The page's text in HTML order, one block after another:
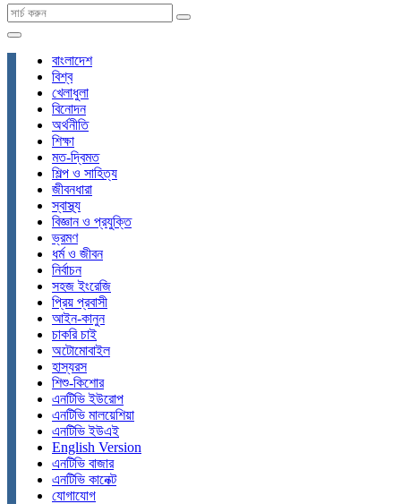
বাংলাদেশ
বিশ্ব
খেলাধুলা
বিনোদন
অর্থনীতি
শিক্ষা
মত-দ্বিমত
শিল্প ও সাহিত্য
জীবনধারা
স্বাস্থ্য
বিজ্ঞান ও প্রযুক্তি
ভ্রমণ
ধর্ম ও জীবন
নির্বাচন
সহজ ইংরেজি
প্রিয় প্রবাসী
আইন-কানুন
চাকরি চাই
অটোমোবাইল
হাস্যরস
শিশু-কিশোর
এনটিভি ইউরোপ
এনটিভি মালয়েশিয়া
এনটিভি ইউএই
English Version
এনটিভি বাজার
এনটিভি কানেক্ট
যোগাযোগ